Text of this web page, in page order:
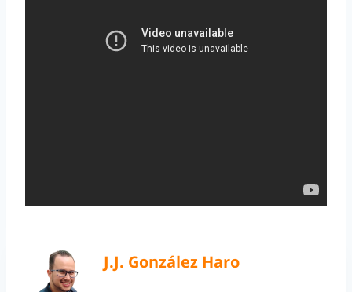
J.J. González Haro